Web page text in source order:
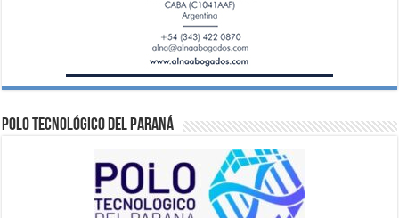
Polo Tecnológico del Paraná